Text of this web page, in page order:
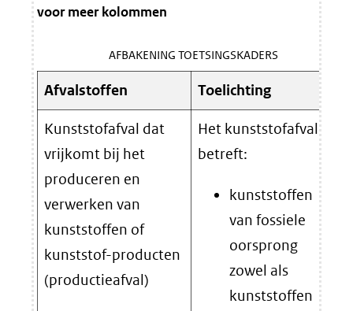
voor meer kolommen
AFBAKENING TOETSINGSKADERS
Afvalstoffen Toelichting
Kunststofafval dat
vrijkomt bij het
produceren en
verwerken van
kunststoffen of
kunststof-producten
(productieafval)
Het kunststofafval
betreft:
kunststoffen
van fossiele
oorsprong
zowel als
kunststoffen